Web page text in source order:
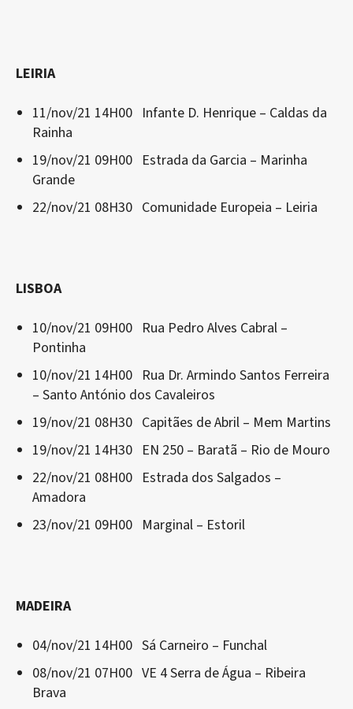
LEIRIA
11/nov/21 14H00 Infante D. Henrique – Caldas da
Rainha
19/nov/21 09H00 Estrada da Garcia – Marinha
Grande
22/nov/21 08H30 Comunidade Europeia – Leiria
LISBOA
10/nov/21 09H00 Rua Pedro Alves Cabral –
Pontinha
10/nov/21 14H00 Rua Dr. Armindo Santos Ferreira
– Santo António dos Cavaleiros
19/nov/21 08H30 Capitães de Abril – Mem Martins
19/nov/21 14H30 EN 250 – Baratã – Rio de Mouro
22/nov/21 08H00 Estrada dos Salgados –
Amadora
23/nov/21 09H00 Marginal – Estoril
MADEIRA
04/nov/21 14H00 Sá Carneiro – Funchal
08/nov/21 07H00 VE 4 Serra de Água – Ribeira
Brava